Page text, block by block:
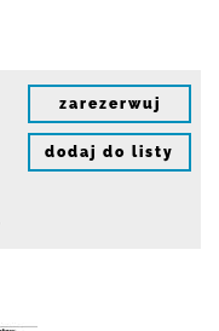
zarezerwuj
dodaj do listy